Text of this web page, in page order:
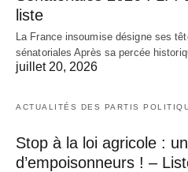
liste
La France insoumise désigne ses
sénatoriales Après sa percée
juillet 20, 2026
ACTUALITÉS DES PARTIS
Stop à la loi agricole :
d’empoisonneurs ! –